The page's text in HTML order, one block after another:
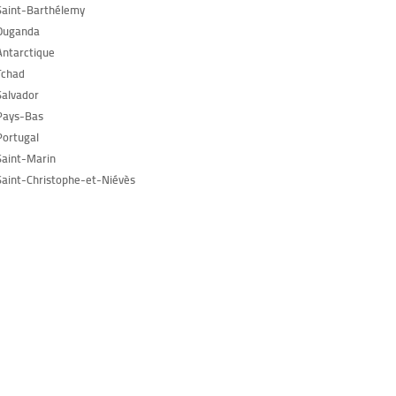
Barthélemy
Bas
Marin
Christophe-et-Niévès